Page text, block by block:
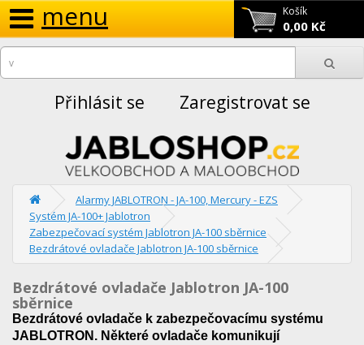
Košík
0,00 Kč
menu
Přihlásit se Zaregistrovat se
Alarmy JABLOTRON - JA-100, Mercury - EZS
Systém JA-100+ Jablotron
Zabezpečovací systém Jablotron JA-100 sběrnice
Bezdrátové ovladače Jablotron JA-100 sběrnice
Bezdrátové ovladače Jablotron JA-100
sběrnice
Bezdrátové ovladače k zabezpečovacímu systému
JABLOTRON. Některé ovladače komunikují